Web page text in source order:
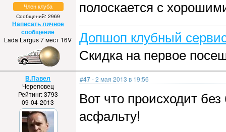
Член клуба
Сообщений: 2969
Написать личное
сообщение
Lada Largus 7 мест 16V
полоскается с
Допшоп клубный
Скидка на первое
В.Павел
Череповец
Рейтинг: 3793
09-04-2013
#47- 2 мая 2013 в 19:56
Вот что происходит
асфальту!